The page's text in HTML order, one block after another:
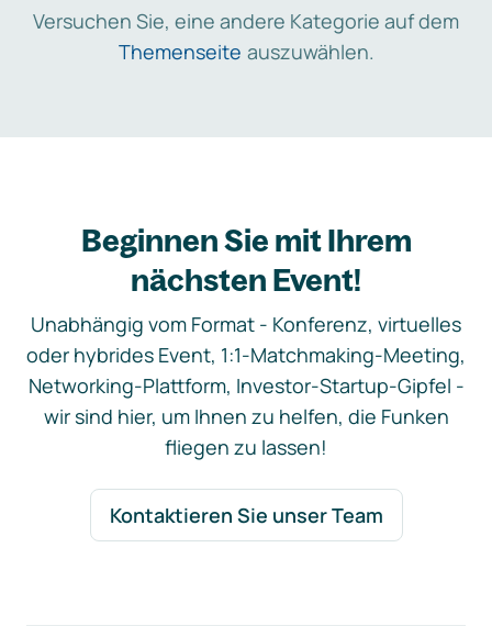
Versuchen Sie, eine andere Kategorie auf dem
Themenseite auszuwählen.
Beginnen Sie mit Ihrem
nächsten Event!
Unabhängig vom Format - Konferenz, virtuelles
oder hybrides Event, 1:1-Matchmaking-Meeting,
Networking-Plattform, Investor-Startup-Gipfel -
wir sind hier, um Ihnen zu helfen, die Funken
fliegen zu lassen!
Kontaktieren Sie unser Team